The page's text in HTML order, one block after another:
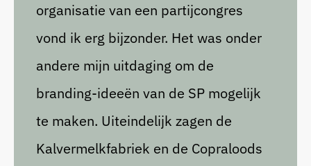
organisatie van een partijcongres
vond ik erg bijzonder. Het was onder
andere mijn uitdaging om de
branding-ideeën van de SP mogelijk
te maken. Uiteindelijk zagen de
Kalvermelkfabriek en de Copraloods